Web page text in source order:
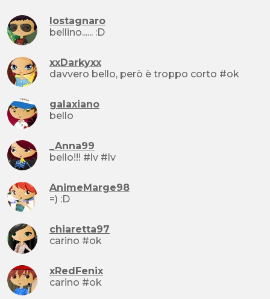
lostagnaro
bellino...... :D
xxDarkyxx
davvero bello, però è troppo corto #ok
galaxiano
bello
_Anna99
bello!!! #lv #lv
AnimeMarge98
=) :D
chiaretta97
carino #ok
xRedFenix
carino #ok